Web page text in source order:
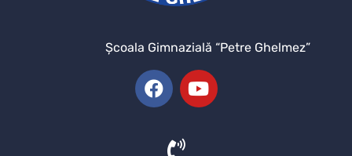
Şcoala Gimnazială “Petre Ghelmez”